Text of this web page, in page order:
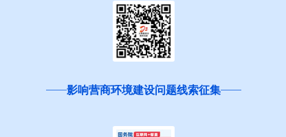
影响营商环境建设问题线索征集